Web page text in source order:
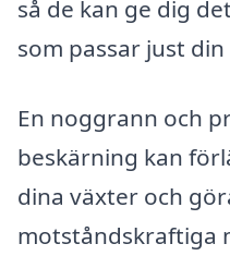
så de kan ge dig
som passar just
En noggrann och
beskärning kan
dina växter och
motståndskraftiga